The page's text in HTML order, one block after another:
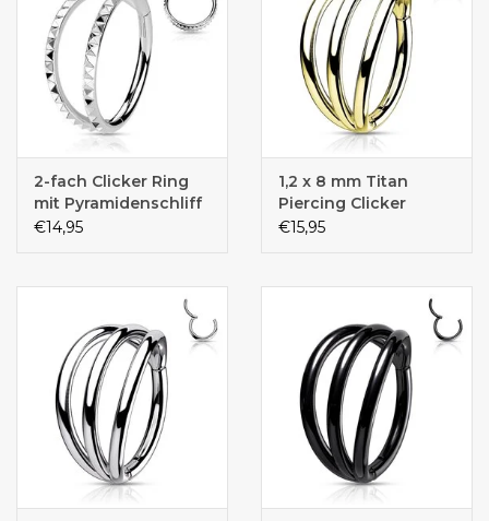
2-fach Clicker Ring
mit Pyramidenschliff
– Chirurgenstahl 316L
€14,95
1,2 x 8 mm Titan
Piercing Clicker
€15,95